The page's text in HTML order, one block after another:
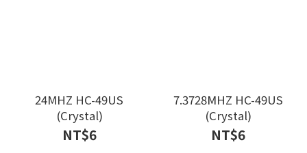
24MHZ HC-49US
(Crystal)
NT$6
7.3728MHZ HC-49US
(Crystal)
NT$6